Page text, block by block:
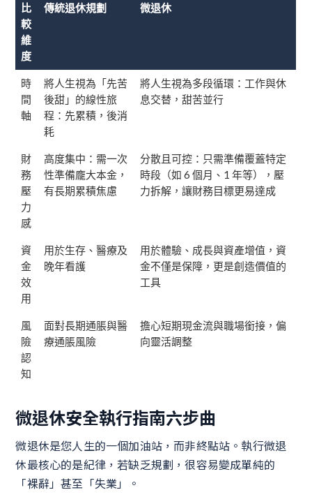
比
較
維
度
傳統退休規劃 微退休
時
間
軸
將人生視為「先苦
後甜」的線性旅
程：先累積，後消
耗
將人生視為多段循環：工作與休
息交替，甜苦並行
財
務
壓
力
感
高度集中：需一次
性準備龐大本金，
有長期累積焦慮
分散且可控：只需準備覆蓋特定
時段（如 6 個月、1 年等），壓
力拆解，讓財務目標更易達成
資
金
效
用
用於生存、醫療及
晚年看護
用於體驗、成長與資產增值，資
金不僅是保障，更是創造價值的
工具
風
險
認
知
面對長期通脹與醫
療通脹風險
擔心短期現金流與職場銜接，偏
向靈活調整
微退休安全執行指南六步曲
微退休是您人生的一個加油站，而非終點站。執行微退
休最核心的是紀律，若缺乏規劃，很容易變成單純的
「裸辭」甚至「失業」。